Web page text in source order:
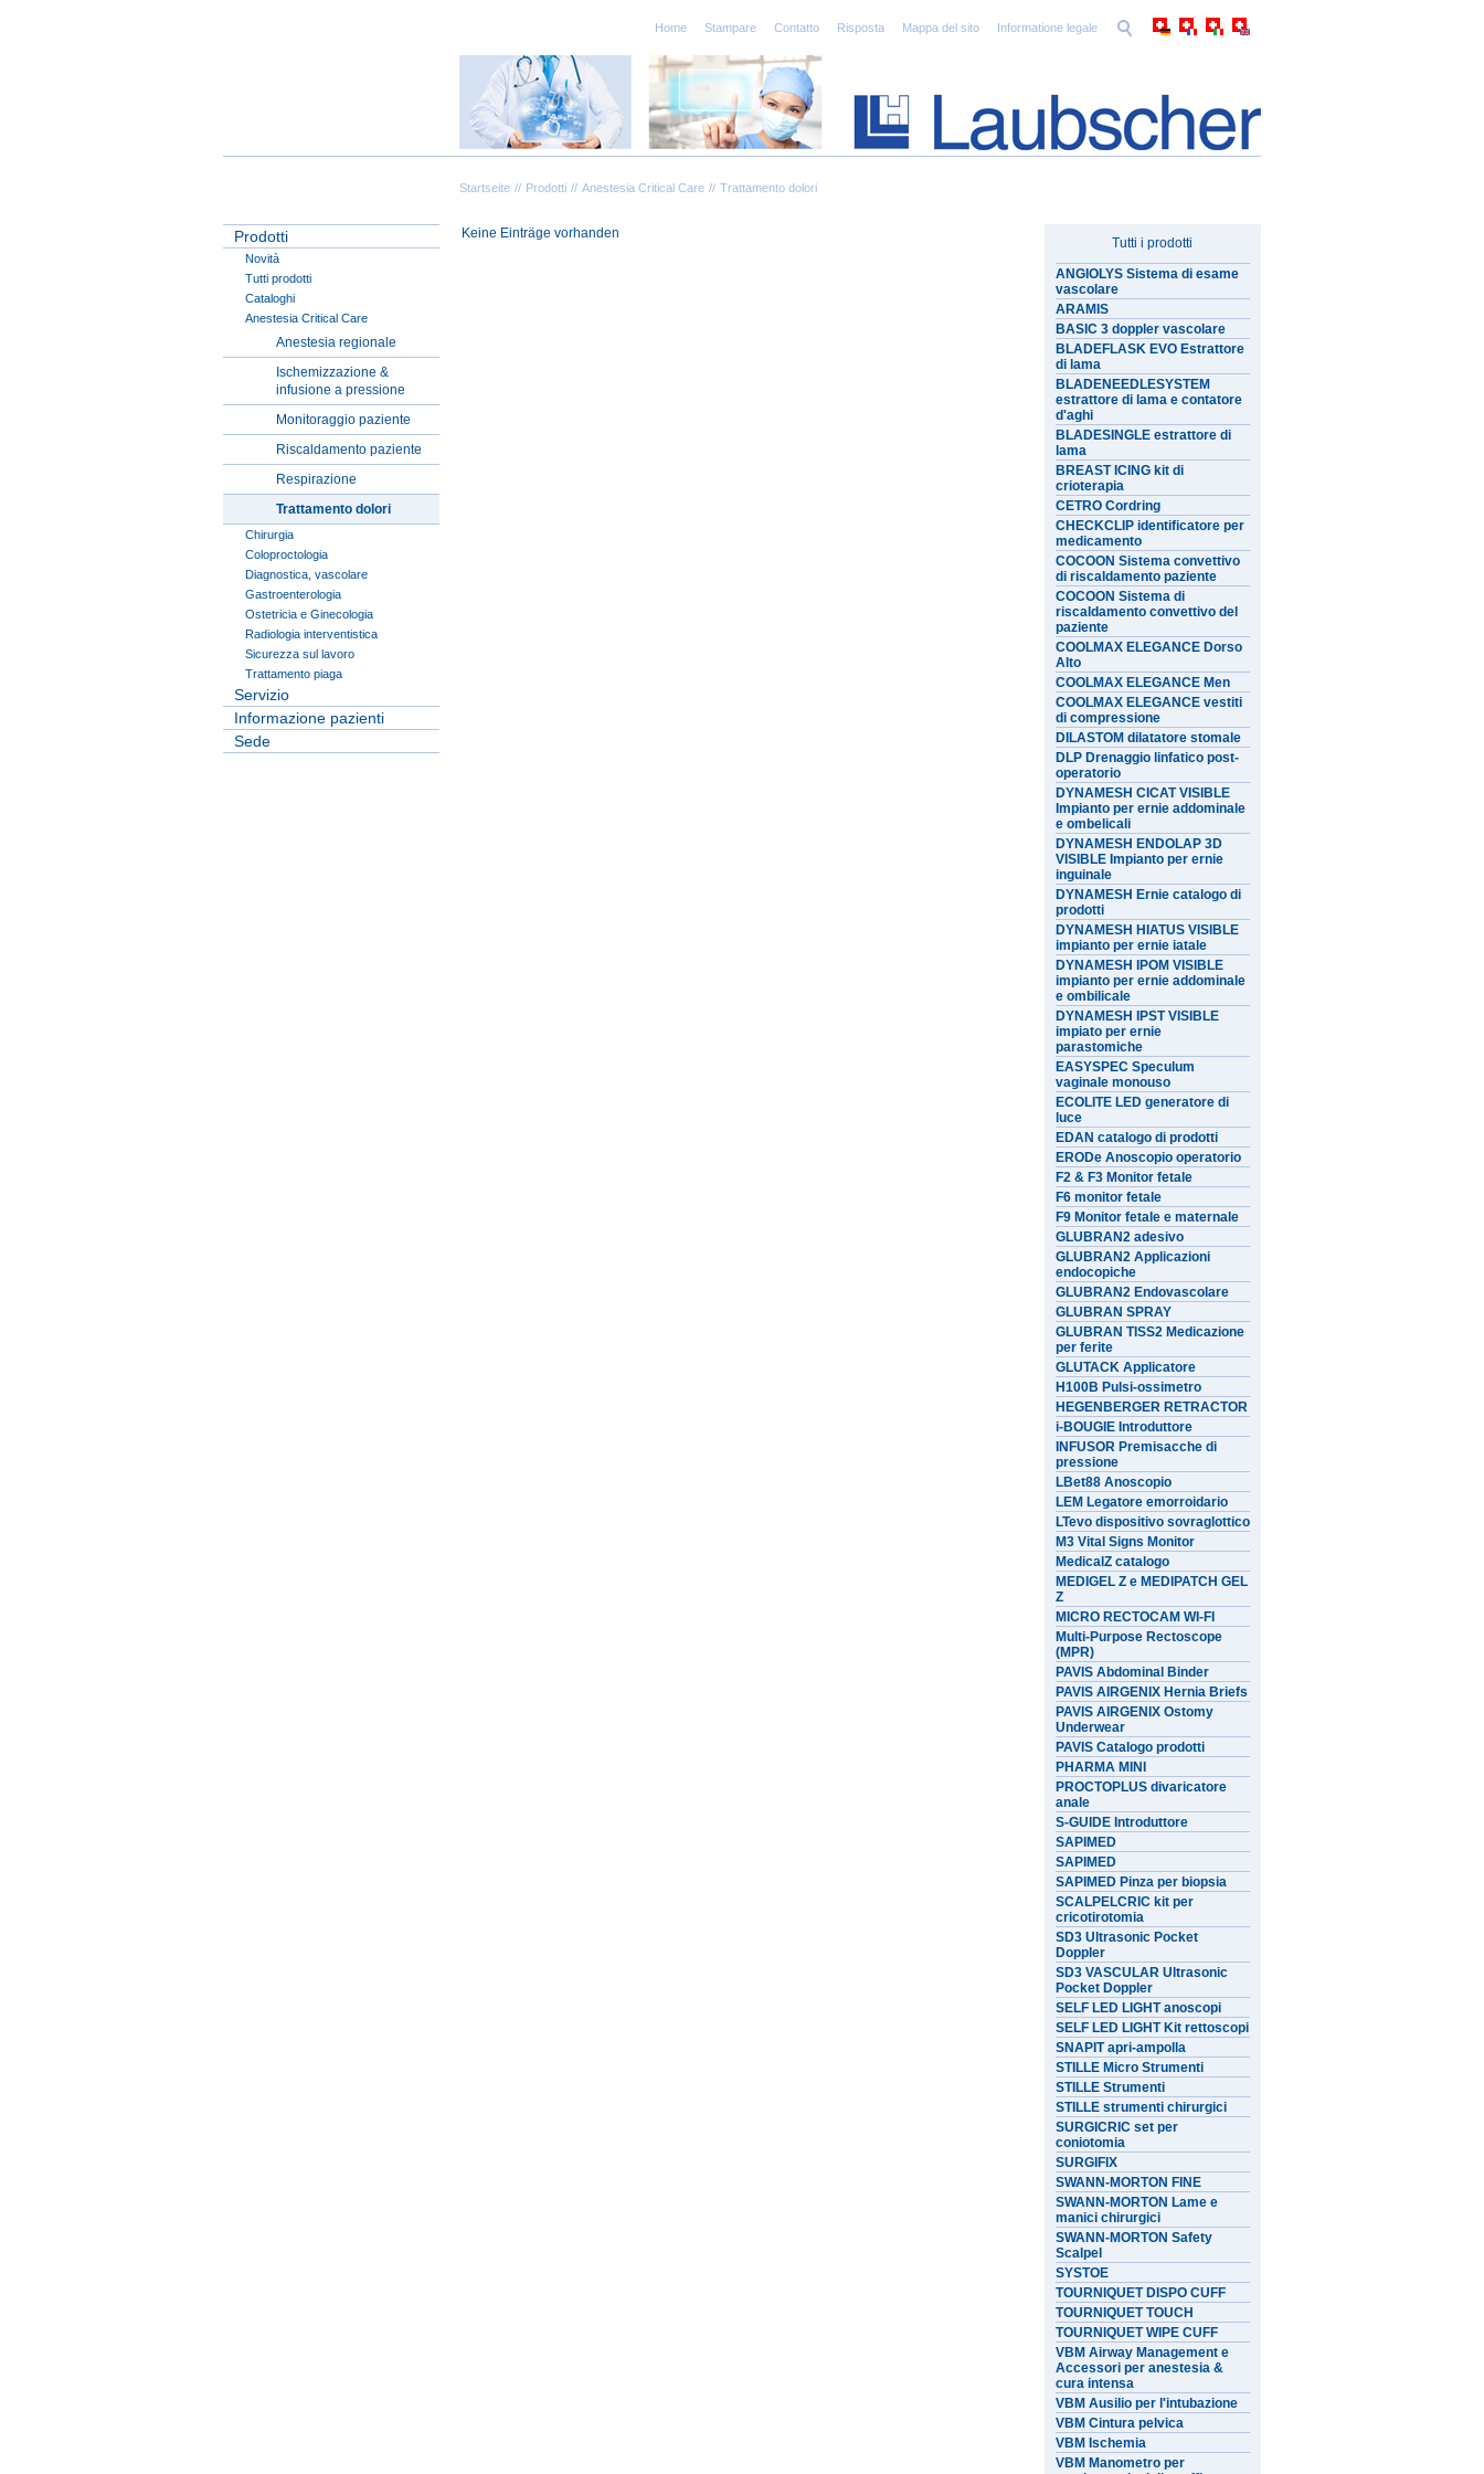
Home Stampare Contatto Risposta Mappa del sito Informatione legale
Startseite Prodotti Anestesia Critical Care Trattamento dolori
Prodotti
Novità
Tutti prodotti
Cataloghi
Anestesia Critical Care
Anestesia regionale
Ischemizzazione &
infusione a pressione
Monitoraggio paziente
Riscaldamento paziente
Respirazione
Trattamento dolori
Chirurgia
Coloproctologia
Diagnostica, vascolare
Gastroenterologia
Ostetricia e Ginecologia
Radiologia interventistica
Sicurezza sul lavoro
Trattamento piaga
Servizio
Informazione pazienti
Sede
Keine Einträge vorhanden
Tutti i prodotti
ANGIOLYS Sistema di esame
vascolare
ARAMIS
BASIC 3 doppler vascolare
BLADEFLASK EVO Estrattore
di lama
BLADENEEDLESYSTEM
estrattore di lama e contatore
d'aghi
BLADESINGLE estrattore di
lama
BREAST ICING kit di
crioterapia
CETRO Cordring
CHECKCLIP identificatore per
medicamento
COCOON Sistema convettivo
di riscaldamento paziente
COCOON Sistema di
riscaldamento convettivo del
paziente
COOLMAX ELEGANCE Dorso
Alto
COOLMAX ELEGANCE Men
COOLMAX ELEGANCE vestiti
di compressione
DILASTOM dilatatore stomale
DLP Drenaggio linfatico post-
operatorio
DYNAMESH CICAT VISIBLE
Impianto per ernie addominale
e ombelicali
DYNAMESH ENDOLAP 3D
VISIBLE Impianto per ernie
inguinale
DYNAMESH Ernie catalogo di
prodotti
DYNAMESH HIATUS VISIBLE
impianto per ernie iatale
DYNAMESH IPOM VISIBLE
impianto per ernie addominale
e ombilicale
DYNAMESH IPST VISIBLE
impiato per ernie
parastomiche
EASYSPEC Speculum
vaginale monouso
ECOLITE LED generatore di
luce
EDAN catalogo di prodotti
ERODe Anoscopio operatorio
F2 & F3 Monitor fetale
F6 monitor fetale
F9 Monitor fetale e maternale
GLUBRAN2 adesivo
GLUBRAN2 Applicazioni
endocopiche
GLUBRAN2 Endovascolare
GLUBRAN SPRAY
GLUBRAN TISS2 Medicazione
per ferite
GLUTACK Applicatore
H100B Pulsi-ossimetro
HEGENBERGER RETRACTOR
i-BOUGIE Introduttore
INFUSOR Premisacche di
pressione
LBet88 Anoscopio
LEM Legatore emorroidario
LTevo dispositivo sovraglottico
M3 Vital Signs Monitor
MedicalZ catalogo
MEDIGEL Z e MEDIPATCH GEL
Z
MICRO RECTOCAM WI-FI
Multi-Purpose Rectoscope
(MPR)
PAVIS Abdominal Binder
PAVIS AIRGENIX Hernia Briefs
PAVIS AIRGENIX Ostomy
Underwear
PAVIS Catalogo prodotti
PHARMA MINI
PROCTOPLUS divaricatore
anale
S-GUIDE Introduttore
SAPIMED
SAPIMED
SAPIMED Pinza per biopsia
SCALPELCRIC kit per
cricotirotomia
SD3 Ultrasonic Pocket
Doppler
SD3 VASCULAR Ultrasonic
Pocket Doppler
SELF LED LIGHT anoscopi
SELF LED LIGHT Kit rettoscopi
SNAPIT apri-ampolla
STILLE Micro Strumenti
STILLE Strumenti
STILLE strumenti chirurgici
SURGICRIC set per
coniotomia
SURGIFIX
SWANN-MORTON FINE
SWANN-MORTON Lame e
manici chirurgici
SWANN-MORTON Safety
Scalpel
SYSTOE
TOURNIQUET DISPO CUFF
TOURNIQUET TOUCH
TOURNIQUET WIPE CUFF
VBM Airway Management e
Accessori per anestesia &
cura intensa
VBM Ausilio per l'intubazione
VBM Cintura pelvica
VBM Ischemia
VBM Manometro per